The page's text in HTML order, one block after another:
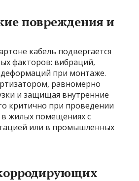
повреждения и
кабель подвергается
факторов: вибраций,
при монтаже.
равномерно
и защищая внутренние
критично при проведении
жилых помещениях с
или в промышленных